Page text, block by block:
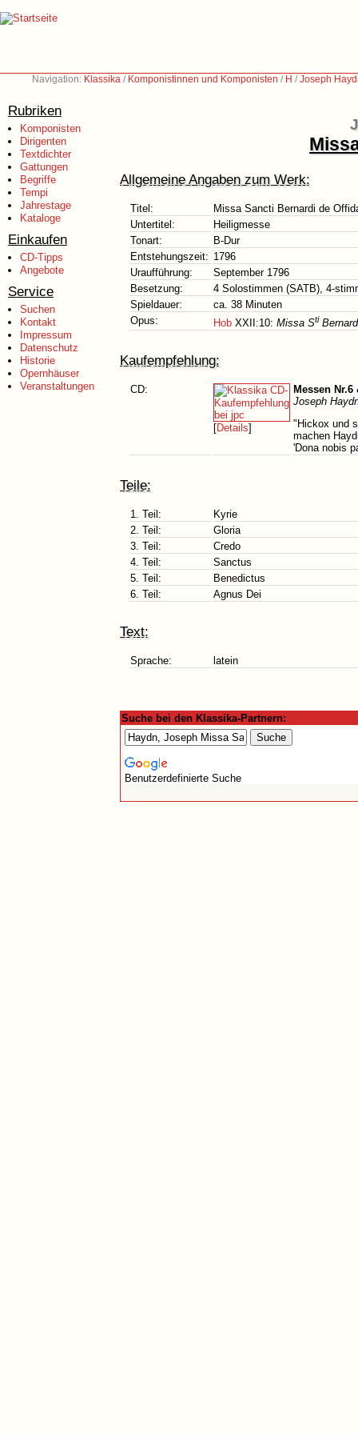
Navigation: Klassika / Komponistinnen und Komponisten / H /Joseph
Rubriken
Komponisten
Dirigenten
Textdichter
Gattungen
Begriffe
Tempi
Jahrestage
Kataloge
Einkaufen
CD-Tipps
Angebote
Service
Suchen
Kontakt
Impressum
Datenschutz
Historie
Opernhäuser
Veranstaltungen
Allgemeine Angaben zum Werk:
Titel:
Missa Sancti Bernardi de
Untertitel:
Heiligmesse
Tonart:
B-Dur
Entstehungszeit: 1796
Uraufführung:
September 1796
Besetzung:
4 Solostimmen (SATB), 4-
Spieldauer:
ca. 38 Minuten
Opus:
Hob XXII:10: Missa Sti
Kaufempfehlung:
CD:
[Details]
Messen
Joseph
"Hickox und
machen
'Dona nobis
Teile:
1. Teil:
Kyrie
2. Teil:
Gloria
3. Teil:
Credo
4. Teil:
Sanctus
5. Teil:
Benedictus
6. Teil:
Agnus Dei
Text:
Sprache: latein
Suche bei den Klassika-Partnern:
Benutzerdefinierte Suche